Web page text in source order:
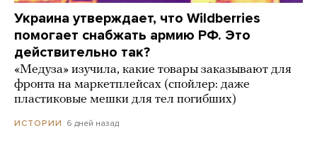
Украина утверждает, что Wildberries
помогает снабжать армию РФ. Это
действительно так?
«Медуза» изучила, какие товары заказывают для
фронта на маркетплейсах (спойлер: даже
пластиковые мешки для тел погибших)
ИСТОРИИ 6 дней назад